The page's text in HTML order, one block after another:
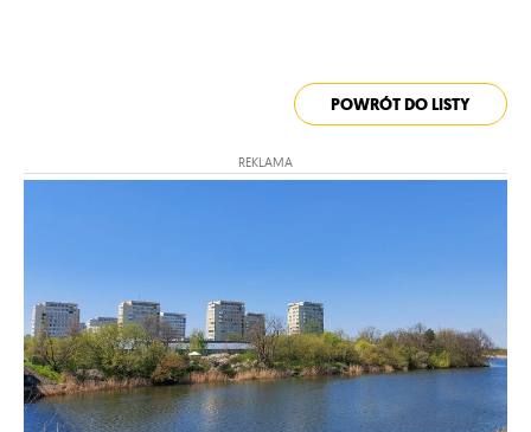
POWRÓT DO LISTY
REKLAMA